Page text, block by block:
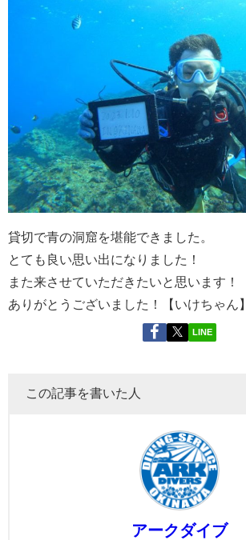
貸切で青の洞窟を堪能できました。
とても良い思い出になりました！
また来させていただきたいと思います！
ありがとうございました！【いけちゃん】
LINE
この記事を書いた人
アークダイブ